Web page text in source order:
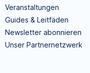
Veranstaltungen
Guides & Leitfäden
Newsletter abonnieren
Unser Partnernetzwerk